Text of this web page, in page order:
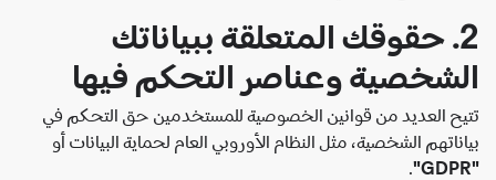
2. حقوقك المتعلقة ببياناتك
وعناصر التحكم فيها
العديد من قوانين الخصوصية للمستخدمين حق التحكم في
الشخصية، مثل النظام الأوروبي العام لحماية البيانات أو
.